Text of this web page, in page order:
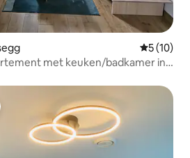
5 (10)
met keuken/badkamer in